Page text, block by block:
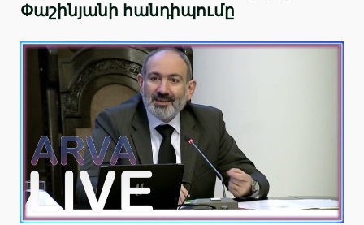
Փաշինյանի հանդիպումը